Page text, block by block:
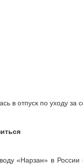
в отпуск по уходу за
«Нарзан» в